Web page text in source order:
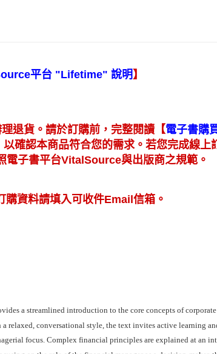
平台 "Lifetime" 說明】
退貨。請於訂購前，完整閱讀 【電子書購
以確認本商品符合您的需求。若您完成線上
電子書平台VitalSource與出版商之規範。
資料請填入可收件Email信箱。
a streamlined introduction to the core concepts of
relaxed, conversational style, the text invites active learning
focus. Complex financial principles are explained at an